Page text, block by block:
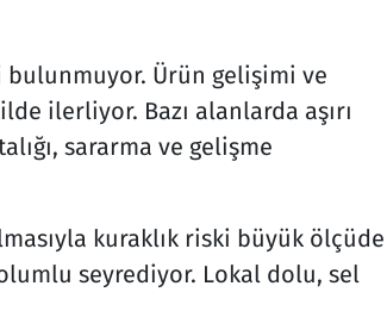
bulunmuyor. Ürün gelişimi ve
ilerliyor. Bazı alanlarda aşırı
sararma ve gelişme
kuraklık riski büyük ölçüde
seyrediyor. Lokal dolu, sel